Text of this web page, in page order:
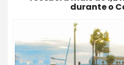
durante o